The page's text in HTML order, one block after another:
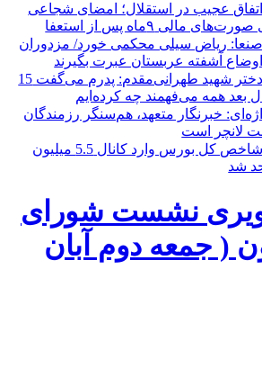
اتفاق عجیب در استقلال؛ امضای شجاعی
مالی ٩ماه پس از استعفا
صنعا: ریاض سیلی محکمی خورد/ مزدوران
اوضاع آشفته عربستان عبرت بگیرند
دختر شهید طهرانی‌مقدم: پدرم می‌گفت 15
بعد همه می‌فهمند چه کرده‌ایم
اژه‌ای: خبرنگار متعهد، هم‌سنگر رزمندگان
لانچر است
شاخص کل بورس وارد کانال 5.5 میلیون
شد
نشست شورای
( جمعه دوم آبان